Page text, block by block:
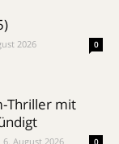
2026 0
Thriller mit
6. August 2026 0